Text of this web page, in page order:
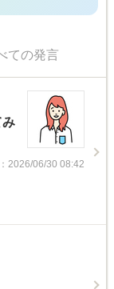
ての発言
み
2026/06/30 08:42